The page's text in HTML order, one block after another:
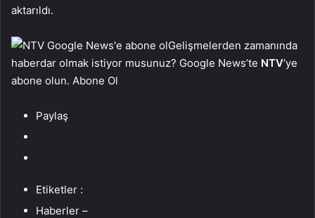
aktarıldı.
Gelişmelerden zamanında
haberdar olmak istiyor musunuz? Google News’te NTV‘ye
abone olun. Abone Ol
Paylaş
Etiketler :
Haberler –